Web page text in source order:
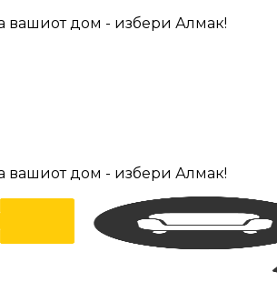
вашиот дом - избери Алмак!
вашиот дом - избери Алмак!